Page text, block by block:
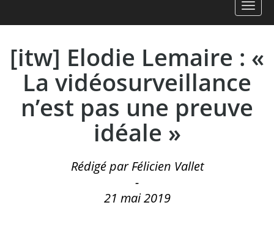
[itw] Elodie Lemaire : «
La vidéosurveillance
n’est pas une preuve
idéale »
Rédigé par Félicien Vallet
-
21 mai 2019